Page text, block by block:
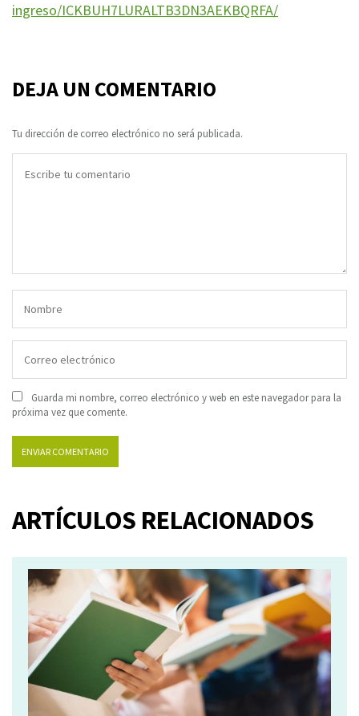
ingreso/ICKBUH7LURALTB3DN3AEKBQRFA/
DEJA UN COMENTARIO
Tu dirección de correo electrónico no será publicada.
Guarda mi nombre, correo electrónico y web en este navegador para la
próxima vez que comente.
ARTÍCULOS RELACIONADOS